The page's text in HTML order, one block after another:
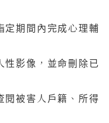
定期間內完成心理輔
性影像，並命刪除已
閱被害人戶籍、所得